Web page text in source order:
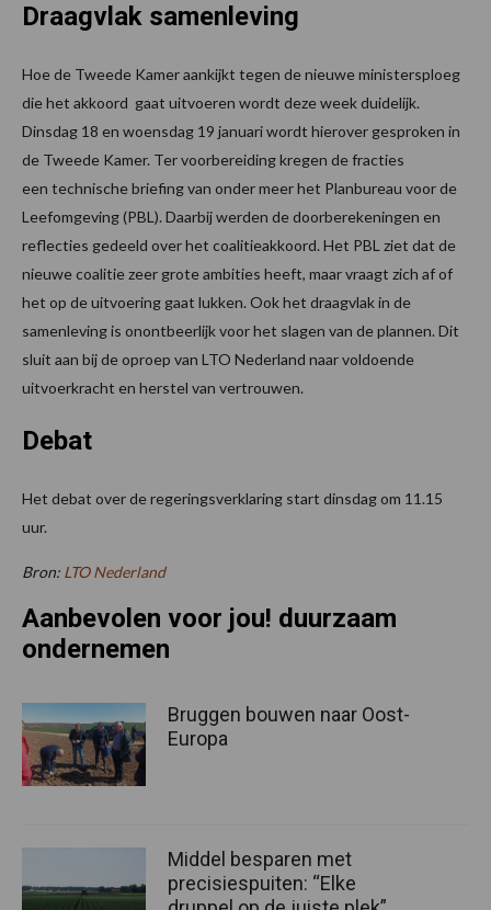
Draagvlak samenleving
Hoe de Tweede Kamer aankijkt tegen de nieuwe ministersploeg
die het akkoord gaat uitvoeren wordt deze week duidelijk.
Dinsdag 18 en woensdag 19 januari wordt hierover gesproken in
de Tweede Kamer. Ter voorbereiding kregen de fracties
een technische briefing van onder meer het Planbureau voor de
Leefomgeving (PBL). Daarbij werden de doorberekeningen en
reflecties gedeeld over het coalitieakkoord. Het PBL ziet dat de
nieuwe coalitie zeer grote ambities heeft, maar vraagt zich af of
het op de uitvoering gaat lukken. Ook het draagvlak in de
samenleving is onontbeerlijk voor het slagen van de plannen. Dit
sluit aan bij de oproep van LTO Nederland naar voldoende
uitvoerkracht en herstel van vertrouwen.
Debat
Het debat over de regeringsverklaring start dinsdag om 11.15
uur.
Bron: LTO Nederland
Aanbevolen voor jou! duurzaam
ondernemen
Bruggen bouwen naar Oost-
Europa
Middel besparen met
precisiespuiten: “Elke